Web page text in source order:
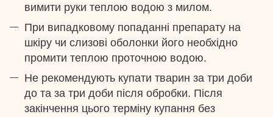
вимити руки теплою водою з милом.
При випадковому попаданні препарату на
шкіру чи слизові оболонки його необхідно
промити теплою проточною водою.
Не рекомендують купати тварин за три доби
до та за три доби після обробки. Після
закінчення цього терміну купання без